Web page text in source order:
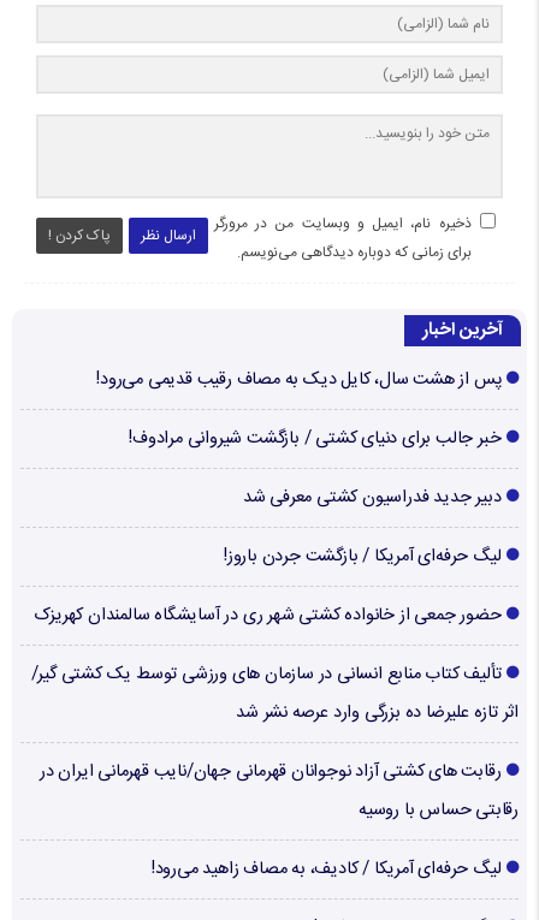
ارسال نظر پاک کردن !
ذخیره نام، ایمیل و وبسایت من در مرورگر
برای زمانی که دوباره دیدگاهی می‌نویسم.
آخرین اخبار
پس از هشت سال، کایل دیک به مصاف رقیب قدیمی می‌رود!
خبر جالب برای دنیای کشتی / بازگشت شیروانی مرادوف!
دبیر جدید فدراسیون کشتی معرفی شد
لیگ حرفه‌ای آمریکا / بازگشت جردن باروز!
حضور جمعی از خانواده کشتی شهر ری در آسایشگاه سالمندان کهریزک
تألیف کتاب منابع انسانی در سازمان های ورزشی توسط یک کشتی گیر/
اثر تازه علیرضا ده بزرگی وارد عرصه نشر شد
رقابت های کشتی آزاد نوجوانان قهرمانی جهان/نایب قهرمانی ایران در
رقابتی حساس با روسیه
لیگ حرفه‌ای آمریکا / کادیف، به مصاف زاهید می‌رود!